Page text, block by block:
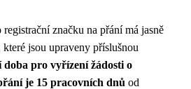
značku na přání má jasně
které jsou upraveny příslušnou
pro vyřízení žádosti o
je 15 pracovních dnů od